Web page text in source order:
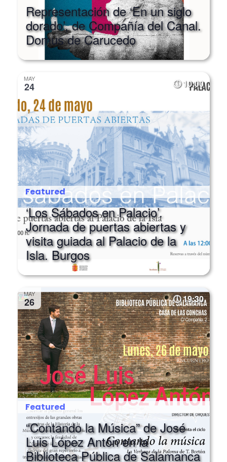
dorado’, de Compañía del Canal.
Domus de Carucedo
MAY
Featured
‘Los Sábados en Palacio’.
Jornada de puertas abiertas y
visita guiada al Palacio de la
Isla. Burgos
MAY
Featured
“Contando la Música” de José
Luis López Antón en la
Biblioteca Pública de Salamanca
– Casa de las Conchas